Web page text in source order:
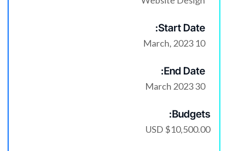
Start Date:
10 March, 2023
End Date:
30 March 2023
Budgets:
$10,500.00 USD